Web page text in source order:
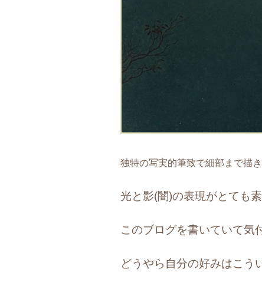
独特の写実的筆致で細部まで描
光と影(闇)の表現がとても素
このブログを書いていて気
どうやら自分の好みはこう